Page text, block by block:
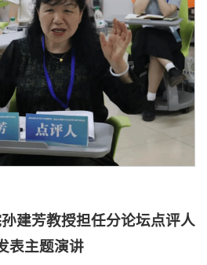
建芳教授担任分论坛点评人
表主题演讲